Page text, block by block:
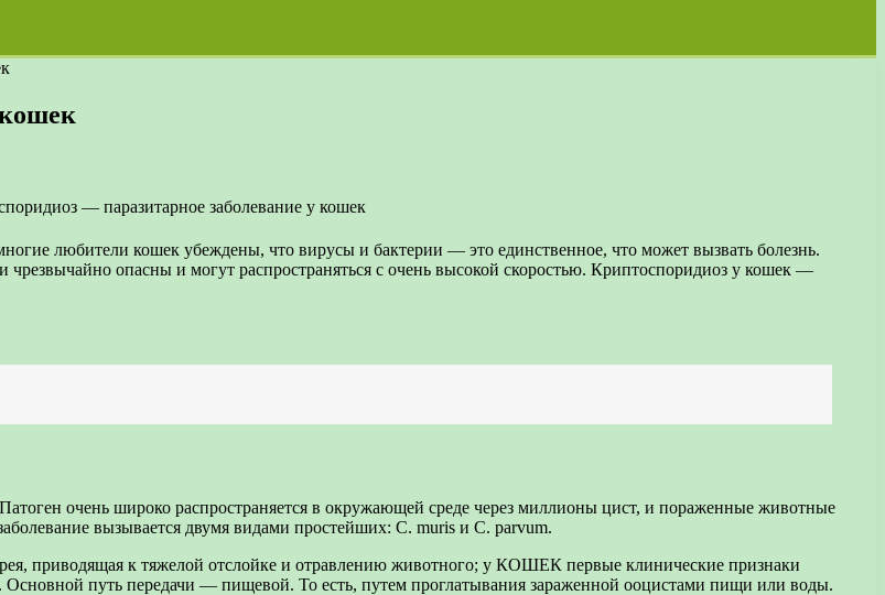
любители кошек убеждены, что вирусы и бактерии — это единственное, что может вызвать болезнь.
опасны и могут распространяться с очень высокой скоростью. Криптоспоридиоз у кошек —
очень широко распространяется в окружающей среде через миллионы цист, и пораженные животные
вызывается двумя видами простейших: C. muris и C. parvum.
приводящая к тяжелой отслойке и отравлению животного; у КОШЕК первые клинические признаки
Основной путь передачи — пищевой. То есть, путем проглатывания зараженной ооцистами пищи или воды.